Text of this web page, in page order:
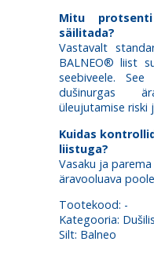
Mitu
säilitada?
Vastavalt
BALNEO® liist
seebiveele.
dušinurgas
üleujutamise riski
Kuidas
liistuga?
Vasaku ja
äravooluava
Tootekood: -
Kategooria:
Silt: Balneo